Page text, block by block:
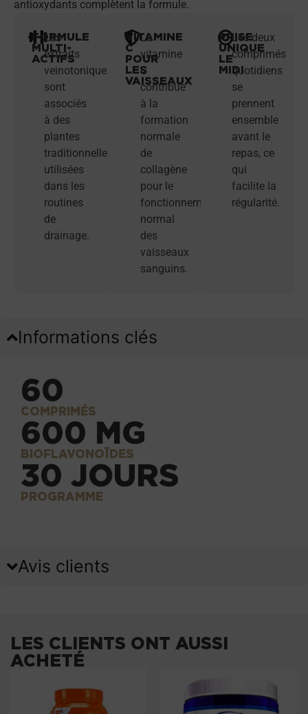
antioxydants complètent la formule.
FORMULE
MULTI-
ACTIFS
Les
extraits
veinotoniques
sont
associés
à des
plantes
traditionnellement
utilisées
dans les
routines
de
drainage.
VITAMINE
C
POUR
LES
VAISSEAUX
La
vitamine
C
contribue
à la
formation
normale
de
collagène
pour le
fonctionnement
normal
des
vaisseaux
sanguins.
PRISE
UNIQUE
LE
MIDI
Les deux
comprimés
quotidiens
se
prennent
ensemble
avant le
repas, ce
qui
facilite la
régularité.
Informations clés
60
COMPRIMÉS
600 MG
BIOFLAVONOÏDES
30 JOURS
PROGRAMME
Avis clients
LES CLIENTS ONT AUSSI
ACHETÉ